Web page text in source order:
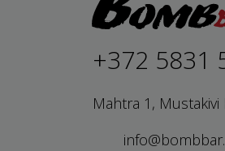
+372 5831
Mahtra 1, Mustakivi